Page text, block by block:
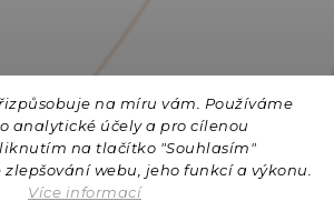
na míru vám. Používáme
analytické účely a pro cílenou
na tlačítko "Souhlasím"
webu, jeho funkcí a výkonu.
Více informací